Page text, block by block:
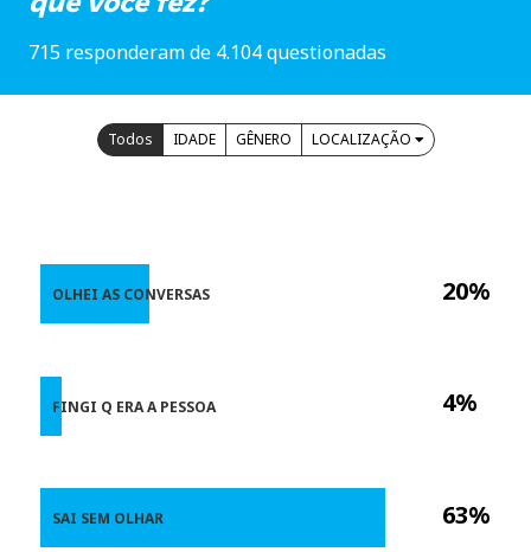
715 responderam de 4.104 questionadas
Todos IDADE GÊNERO LOCALIZAÇÃO
20%
4%
63%
OLHEI AS CONVERSAS
FINGI Q ERA A PESSOA
SAI SEM OLHAR